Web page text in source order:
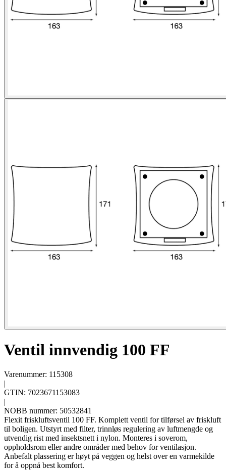
Ventil innvendig 100 FF
Varenummer: 115308
|
GTIN: 7023671153083
|
NOBB nummer: 50532841
Flexit friskluftsventil 100 FF. Komplett ventil for tilførsel av friskluft
til boligen. Utstyrt med filter, trinnløs regulering av luftmengde og
utvendig rist med insektsnett i nylon. Monteres i soverom,
oppholdsrom eller andre områder med behov for ventilasjon.
Anbefalt plassering er høyt på veggen og helst over en varmekilde
for å oppnå best komfort.